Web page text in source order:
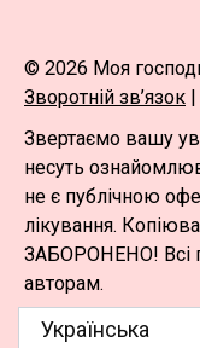
© 2026 Моя
Зворотній зв’язок
Звертаємо вашу
несуть
не є публічною
лікування.
ЗАБОРОНЕНО! Всі
авторам.